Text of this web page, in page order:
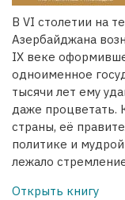
В VI столетии на
Азербайджана
IX веке
одноименное
тысячи лет ему
даже процветать.
страны, её
политике и
лежало
Открыть книгу